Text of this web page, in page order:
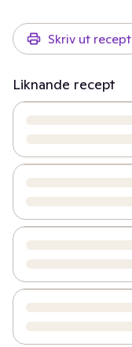
Skriv ut recept
Liknande recept